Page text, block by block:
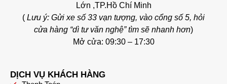
Lớn ,TP.Hồ Chí Minh
( Lưu ý: Gửi xe số 33 vạn tượng, vào cổng số 5, hỏi
cửa hàng “dì tư văn nghệ” tìm sẽ nhanh hơn)
Mở cửa: 09:30 – 17:30
DỊCH VỤ KHÁCH HÀNG